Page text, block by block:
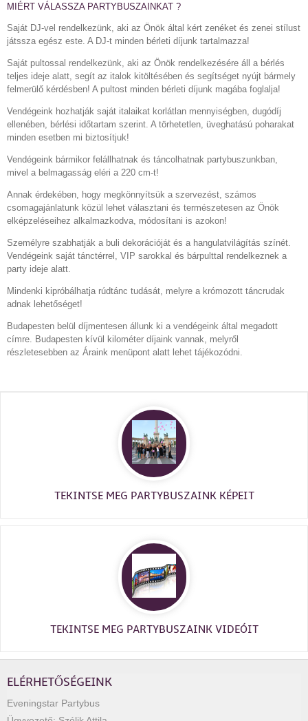
MIÉRT VÁLASSZA PARTYBUSZAINKAT ?
Saját DJ-vel rendelkezünk, aki az Önök által kért zenéket és zenei stílust
játssza egész este. A DJ-t minden bérleti díjunk tartalmazza!
Saját pultossal rendelkezünk, aki az Önök rendelkezésére áll a bérlés
teljes ideje alatt, segít az italok kitöltésében és segítséget nyújt bármely
felmerülő kérdésben! A pultost minden bérleti díjunk magába foglalja!
Vendégeink hozhatják saját italaikat korlátlan mennyiségben, dugódíj
ellenében, bérlési időtartam szerint. A törhetetlen, üveghatású poharakat
minden esetben mi biztosítjuk!
Vendégeink bármikor felállhatnak és táncolhatnak partybuszunkban,
mivel a belmagasság eléri a 220 cm-t!
Annak érdekében, hogy megkönnyítsük a szervezést, számos
csomagajánlatunk közül lehet választani és természetesen az Önök
elképzeléseihez alkalmazkodva, módosítani is azokon!
Személyre szabhatják a buli dekorációját és a hangulatvilágítás színét.
Vendégeink saját tánctérrel, VIP sarokkal és bárpulttal rendelkeznek a
party ideje alatt.
Mindenki kipróbálhatja rúdtánc tudását, melyre a krómozott táncrudak
adnak lehetőséget!
Budapesten belül díjmentesen állunk ki a vendégeink által megadott
címre. Budapesten kívül kilométer díjaink vannak, melyről
részletesebben az Áraink menüpont alatt lehet tájékozódni.
TEKINTSE MEG PARTYBUSZAINK KÉPEIT
TEKINTSE MEG PARTYBUSZAINK VIDEÓIT
ELÉRHETŐSÉGEINK
Eveningstar Partybus